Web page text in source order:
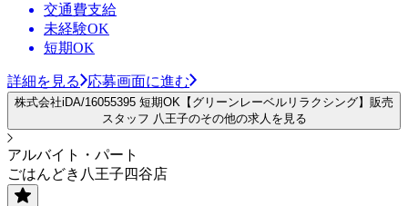
交通費支給
未経験OK
短期OK
詳細を見る 応募画面に進む
株式会社iDA/16055395 短期OK【グリーンレーベルリラクシング】販売
スタッフ 八王子のその他の求人を見る
アルバイト・パート
ごはんどき八王子四谷店